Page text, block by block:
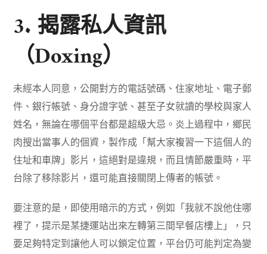
3. 揭露私人資訊
（Doxing）
未經本人同意，公開對方的電話號碼、住家地址、電子郵
件、銀行帳號、身分證字號、甚至子女就讀的學校與家人
姓名，無論在哪個平台都是超級大忌。炎上過程中，鄉民
肉搜出當事人的個資，製作成「幫大家複習一下這個人的
住址和車牌」影片，這絕對是違規，而且情節嚴重時，平
台除了移除影片，還可能直接關閉上傳者的帳號。
要注意的是，即使用暗示的方式，例如「我就不說他住哪
裡了，提示是某捷運站出來左轉第三間早餐店樓上」，只
要足夠特定到讓他人可以鎖定位置，平台仍可能判定為變